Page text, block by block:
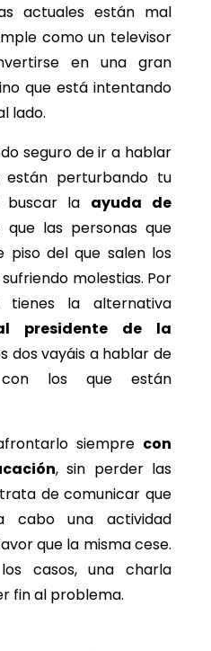
actuales están mal
como un televisor
en una gran
que está intentando
lado.
seguro de ir a hablar
están perturbando tu
buscar la ayuda de
que las personas que
piso del que salen los
molestias. Por
la alternativa
presidente de la
dos vayáis a hablar de
con los que están
siempre con
, sin perder las
de comunicar que
cabo una actividad
que la misma cese.
casos, una charla
fin al problema.